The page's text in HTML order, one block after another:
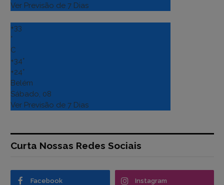
Ver Previsão de 7 Dias
+33
°
C
+34°
+24°
Belém
Sábado, 08
Ver Previsão de 7 Dias
Curta Nossas Redes Sociais
Facebook Instagram